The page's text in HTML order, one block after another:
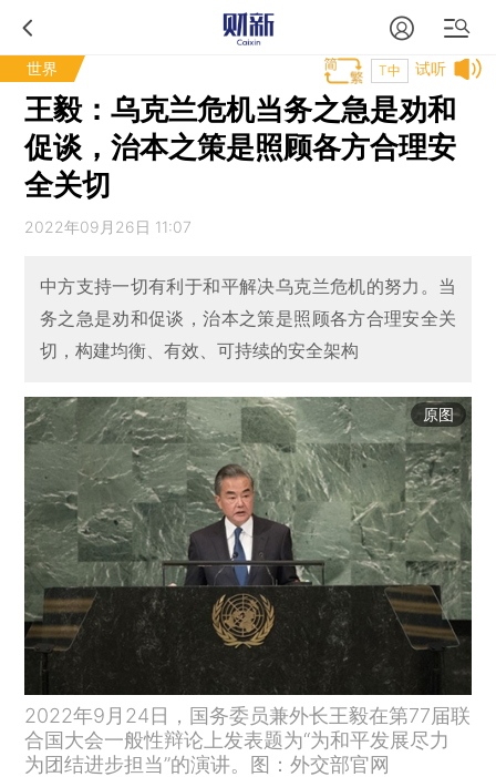
世界 试听
T中
王毅：乌克兰危机当务之急是劝和
促谈，治本之策是照顾各方合理安
全关切
2022年09月26日 11:07
中方支持一切有利于和平解决乌克兰危机的努力。当
务之急是劝和促谈，治本之策是照顾各方合理安全关
切，构建均衡、有效、可持续的安全架构
原图
2022年9月24日，国务委员兼外长王毅在第77届联
合国大会一般性辩论上发表题为“为和平发展尽力
为团结进步担当”的演讲。图：外交部官网